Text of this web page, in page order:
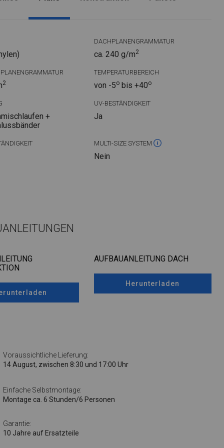
DACHPLANENGRAMMATUR
ca. 240 g/m2
2
TEMPERATURBEREICH
von -5obis +40o
+
UV-BESTÄNDIGKEIT
Ja
MULTI-SIZE SYSTEM
Nein
AUFBAUANLEITUNG DACH
Herunterladen
Voraussichtliche Lieferung:
14 August, zwischen 8:30 und 17:00 Uhr
Einfache Selbstmontage:
Montage ca. 6 Stunden/6 Personen
Garantie:
10 Jahre auf Ersatzteile